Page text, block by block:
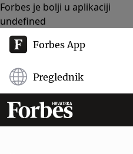
Forbes je bolji u aplikaciji
undefined
Forbes App
Preglednik